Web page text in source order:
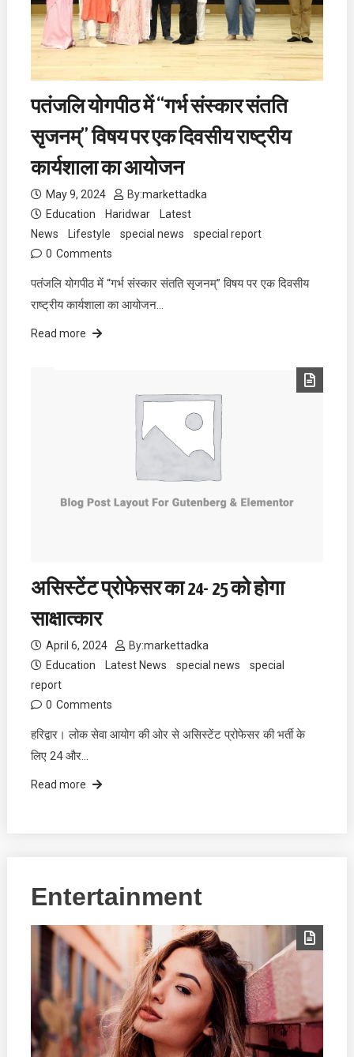
पतंजलि योगपीठ में “गर्भ संस्कार संतति
सृजनम्” विषय पर एक दिवसीय राष्ट्रीय
कार्यशाला का आयोजन
May 9, 2024 By:markettadka
Education
Haridwar
Latest
News
Lifestyle special news
special report
0 Comments
पतंजलि योगपीठ में “गर्भ संस्कार संतति सृजनम्” विषय पर एक दिवसीय
राष्ट्रीय कार्यशाला का आयोजन…
Read more
असिस्टेंट प्रोफेसर का 24- 25 को होगा
साक्षात्कार
April 6, 2024 By:markettadka
Education
Latest News special news
special
report
0 Comments
हरिद्वार। लोक सेवा आयोग की ओर से असिस्टेंट प्रोफेसर की भर्ती के
लिए 24 और…
Read more
Entertainment